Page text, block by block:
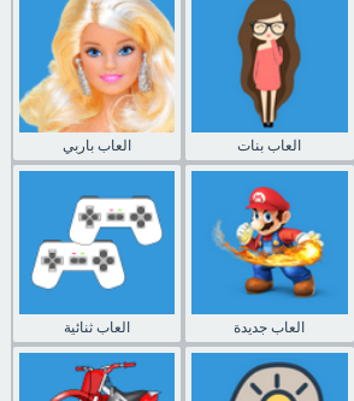
العاب باربي العاب بنات
العاب ثنائية العاب جديدة